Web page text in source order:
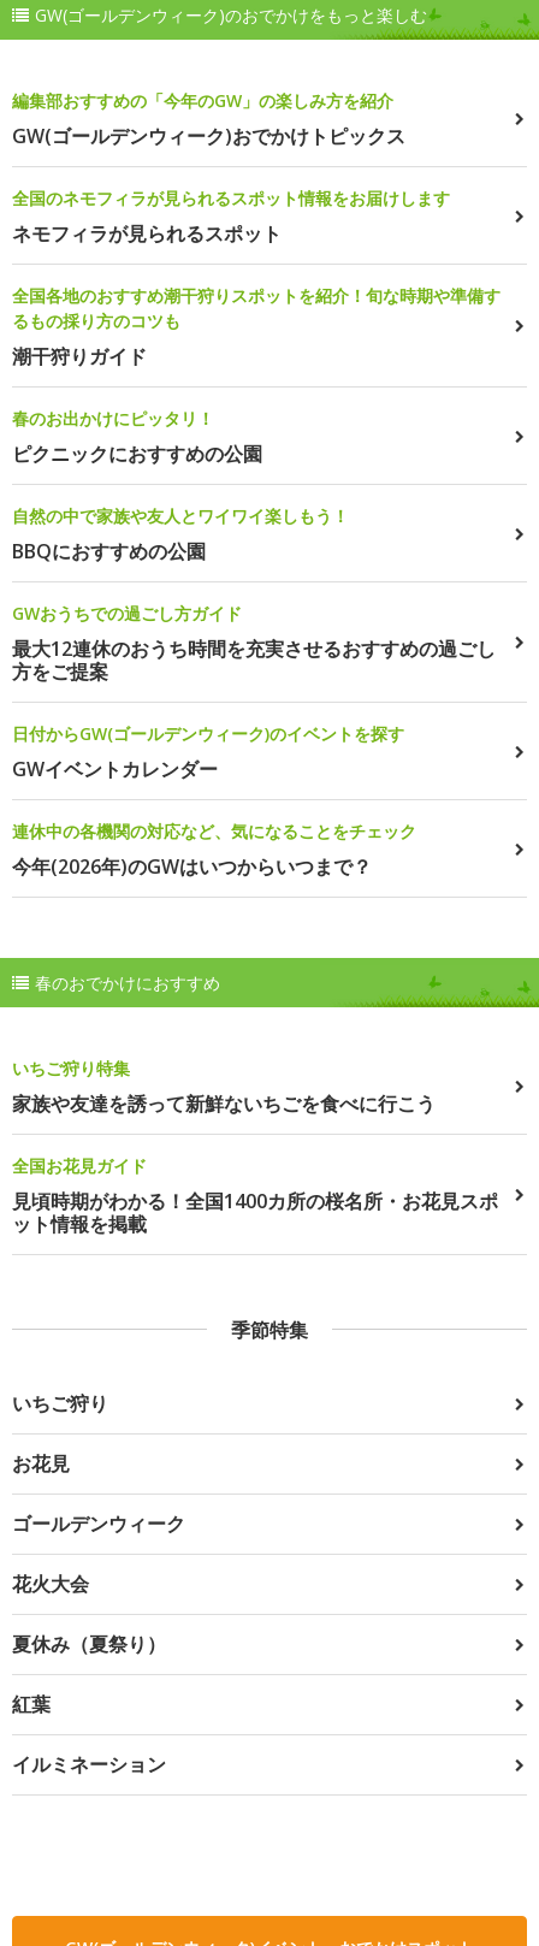
GW(ゴールデンウィーク)のおでかけをもっと楽しむ
編集部おすすめの「今年のGW」の楽しみ方を紹介
GW(ゴールデンウィーク)おでかけトピックス
全国のネモフィラが見られるスポット情報をお届けします
ネモフィラが見られるスポット
全国各地のおすすめ潮干狩りスポットを紹介！旬な時期や準備す
るもの採り方のコツも
潮干狩りガイド
春のお出かけにピッタリ！
ピクニックにおすすめの公園
自然の中で家族や友人とワイワイ楽しもう！
BBQにおすすめの公園
GWおうちでの過ごし方ガイド
最大12連休のおうち時間を充実させるおすすめの過ごし
方をご提案
日付からGW(ゴールデンウィーク)のイベントを探す
GWイベントカレンダー
連休中の各機関の対応など、気になることをチェック
今年(2026年)のGWはいつからいつまで？
春のおでかけにおすすめ
いちご狩り特集
家族や友達を誘って新鮮ないちごを食べに行こう
全国お花見ガイド
見頃時期がわかる！全国1400カ所の桜名所・お花見スポ
ット情報を掲載
季節特集
いちご狩り
お花見
ゴールデンウィーク
花火大会
夏休み（夏祭り）
紅葉
イルミネーション